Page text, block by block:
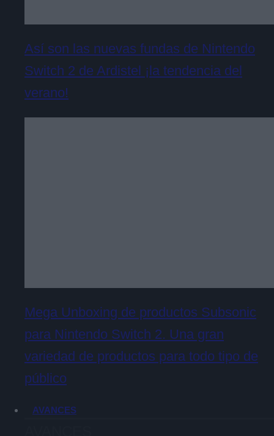
Así son las nuevas fundas de Nintendo
Switch 2 de Ardistel ¡la tendencia del
verano!
Mega Unboxing de productos Subsonic
para Nintendo Switch 2. Una gran
variedad de productos para todo tipo de
público
AVANCES